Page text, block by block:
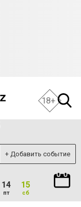
18+
+ Добавить событие
14
пт
15
сб